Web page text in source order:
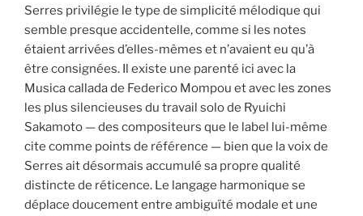
Serres privilégie le type de simplicité mélodique qui
semble presque accidentelle, comme si les notes
étaient arrivées d’elles-mêmes et n’avaient eu qu’à
être consignées. Il existe une parenté ici avec la
Musica callada de Federico Mompou et avec les zones
les plus silencieuses du travail solo de Ryuichi
Sakamoto — des compositeurs que le label lui-même
cite comme points de référence — bien que la voix de
Serres ait désormais accumulé sa propre qualité
distincte de réticence. Le langage harmonique se
déplace doucement entre ambiguïté modale et une